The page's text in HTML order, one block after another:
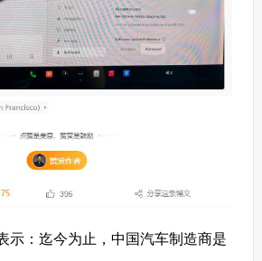
示：迄今为止，中国汽车制造商是